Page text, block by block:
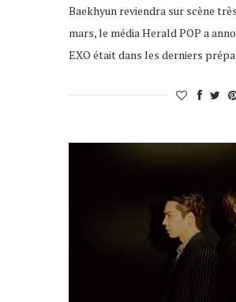
Baekhyun reviendra sur scène
mars, le média Herald POP a
EXO était dans les derniers